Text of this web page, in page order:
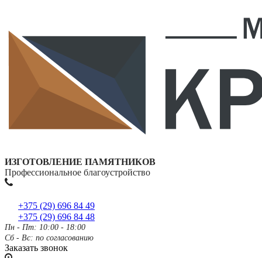
ИЗГОТОВЛЕНИЕ ПАМЯТНИКОВ
Профессиональное благоустройство
+375 (29) 696 84 49
+375 (29) 696 84 48
Пн - Пт: 10:00 - 18:00
Сб - Вс: по согласованию
Заказать звонок